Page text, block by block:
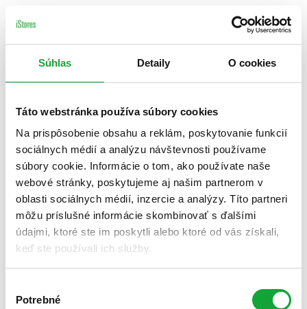
Súhlas Detaily O cookies
Táto webstránka používa súbory cookies
Na prispôsobenie obsahu a reklám, poskytovanie funkcií
sociálnych médií a analýzu návštevnosti používame
súbory cookie. Informácie o tom, ako používate naše
webové stránky, poskytujeme aj našim partnerom v
oblasti sociálnych médií, inzercie a analýzy. Títo partneri
môžu príslušné informácie skombinovať s ďalšími
údajmi, ktoré ste im poskytli alebo ktoré od vás získali,
keď ste používali ich služby.
súhlasu
Potrebné